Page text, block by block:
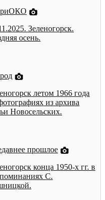
Зеленогорск.
осень.
летом 1966 года
из архива
Новосельских.
прошлое
конца 1950-х гг. в
С.